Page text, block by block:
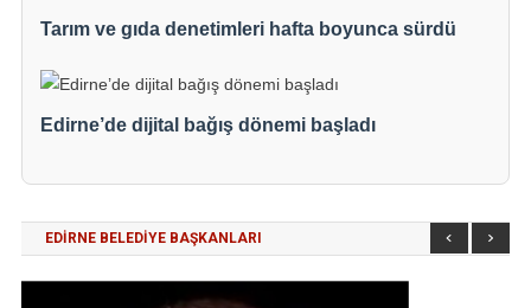
Tarım ve gıda denetimleri hafta boyunca sürdü
Edirne’de dijital bağış dönemi başladı
EDİRNE BELEDİYE BAŞKANLARI